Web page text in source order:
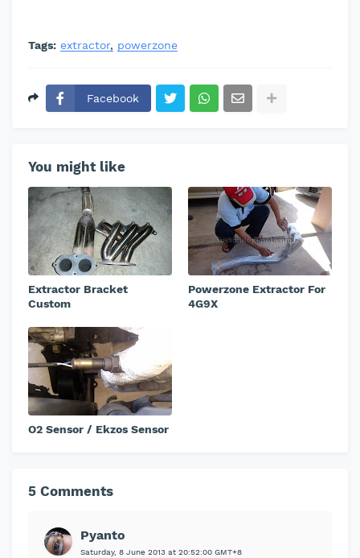
Tags: extractor powerzone
Facebook
You might like
Extractor Bracket
Custom
Powerzone Extractor For
4G9X
O2 Sensor / Ekzos Sensor
5 Comments
Pyanto
Saturday, 8 June 2013 at 20:52:00 GMT+8